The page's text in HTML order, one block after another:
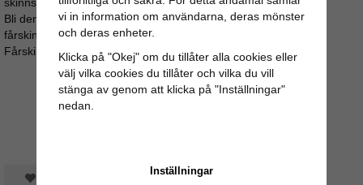
skinnsidan blöt.
Bli den ändå fuktig så låt den torka långsamt och stretcha/dra i
fårskinnet med jämna mellanrum.
Fårskinnen kan kemtvättas.
Spara som favorit
vi in information om användarna, deras mönster
och deras enheter.
Klicka på "Okej" om du tillåter alla cookies eller
välj vilka cookies du tillåter och vilka du vill
stänga av genom att klicka på "Inställningar"
nedan.
Inställningar